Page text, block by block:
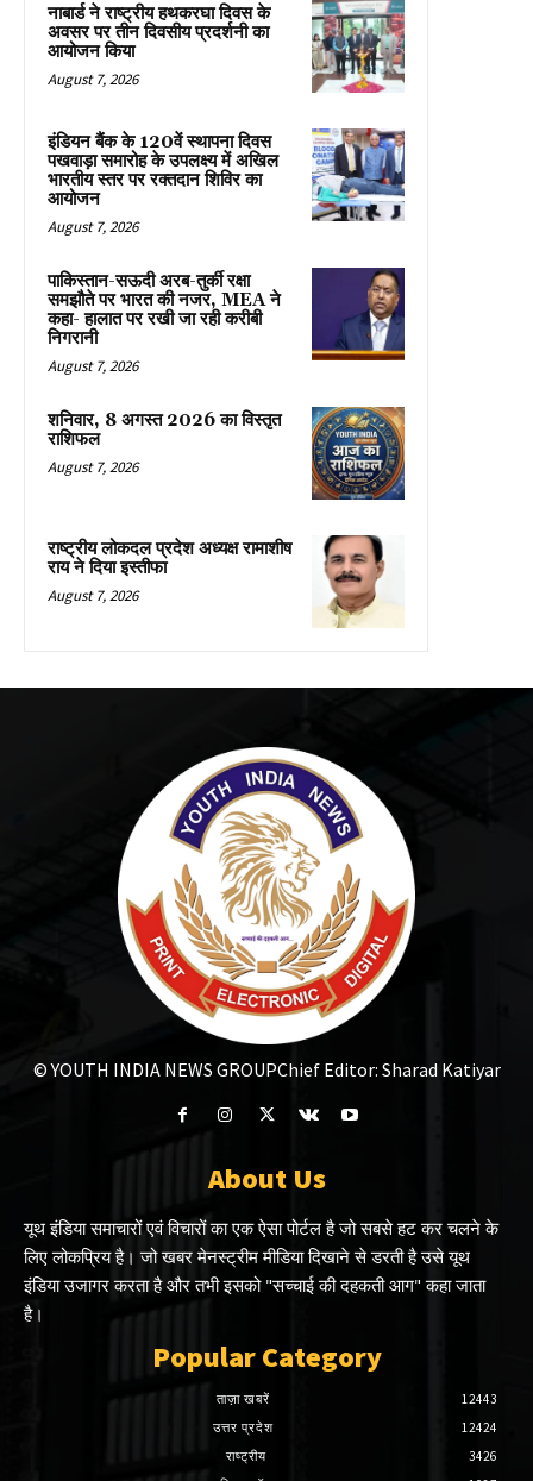
नाबार्ड ने राष्ट्रीय हथकरघा दिवस के
अवसर पर तीन दिवसीय प्रदर्शनी का
आयोजन किया
August 7, 2026
इंडियन बैंक के 120वें स्थापना दिवस
पखवाड़ा समारोह के उपलक्ष्य में अखिल
भारतीय स्तर पर रक्तदान शिविर का
आयोजन
August 7, 2026
पाकिस्तान-सऊदी अरब-तुर्की रक्षा
समझौते पर भारत की नजर, MEA ने
कहा- हालात पर रखी जा रही करीबी
निगरानी
August 7, 2026
शनिवार, 8 अगस्त 2026 का विस्तृत
राशिफल
August 7, 2026
राष्ट्रीय लोकदल प्रदेश अध्यक्ष रामाशीष
राय ने दिया इस्तीफा
August 7, 2026
© YOUTH INDIA NEWS GROUPChief Editor: Sharad Katiyar
About Us
यूथ इंडिया समाचारों एवं विचारों का एक ऐसा पोर्टल है जो सबसे हट कर चलने के
लिए लोकप्रिय है। जो खबर मेनस्ट्रीम मीडिया दिखाने से डरती है उसे यूथ
इंडिया उजागर करता है और तभी इसको "सच्चाई की दहकती आग" कहा जाता
है।
Popular Category
ताज़ा खबरें
12443
उत्तर प्रदेश
12424
राष्ट्रीय
3426